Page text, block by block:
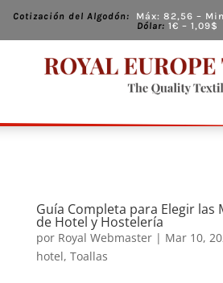
Cotización del Algodón: Máx: 82,56 –
Dólar: 1€ – 1,09$
Guía Completa para Elegir las
de Hotel y Hostelería
por Royal Webmaster| Mar 10,
hotel, Toallas